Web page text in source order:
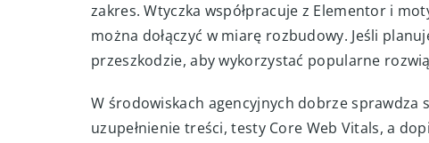
zakres. Wtyczka współpracuje z Elementor i
można dołączyć w miarę rozbudowy. Jeśli
przeszkodzie, aby wykorzystać popularne
W środowiskach agencyjnych dobrze
uzupełnienie treści, testy Core Web Vitals, a